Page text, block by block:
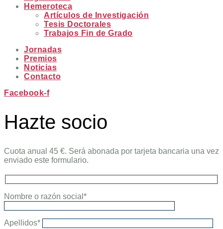
Hemeroteca
Artículos de Investigación
Tesis Doctorales
Trabajos Fin de Grado
Jornadas
Premios
Noticias
Contacto
Facebook-f
Hazte socio
Cuota anual 45 €. Será abonada por tarjeta bancaria una vez
enviado este formulario.
Nombre o razón social*
Apellidos*